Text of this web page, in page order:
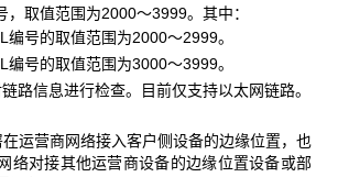
，取值范围为2000～3999。其中：
编号的取值范围为2000～2999。
编号的取值范围为3000～3999。
路信息进行检查。目前仅支持以太网链路。
运营商网络接入客户侧设备的边缘位置，也
络对接其他运营商设备的边缘位置设备或部